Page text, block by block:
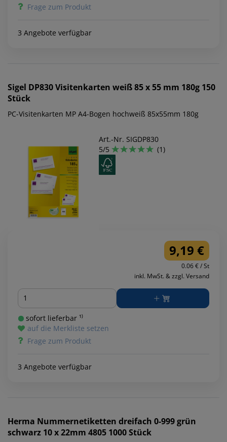
Frage zum Produkt
3 Angebote verfügbar
Sigel DP830 Visitenkarten weiß 85 x 55 mm 180g 150
Stück
PC-Visitenkarten MP A4-Bogen hochweiß 85x55mm 180g
Art.-Nr. SIGDP830
5/5
(1)
9,19 €
0.06 € / St
inkl. MwSt. & zzgl. Versand
Menge
sofort lieferbar ¹⁾
auf die Merkliste setzen
Frage zum Produkt
3 Angebote verfügbar
Herma Nummernetiketten dreifach 0-999 grün
schwarz 10 x 22mm 4805 1000 Stück